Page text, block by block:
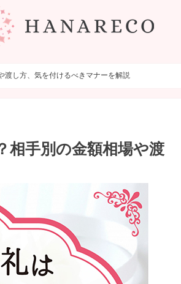
渡し方、気を付けるべきマナーを解説
相手別の金額相場や渡